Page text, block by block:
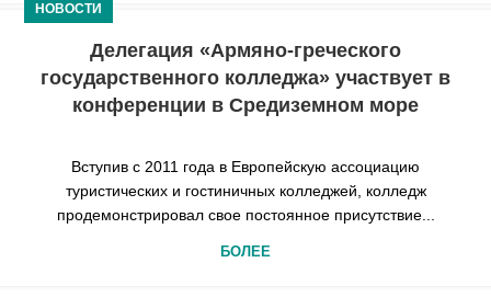
НОВОСТИ
Делегация «Армяно-греческого
государственного колледжа» участвует в
конференции в Средиземном море
Вступив с 2011 года в Европейскую ассоциацию
туристических и гостиничных колледжей, колледж
продемонстрировал свое постоянное присутствие...
БОЛЕЕ